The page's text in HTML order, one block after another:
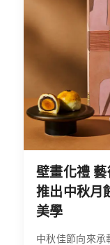
壁畫化禮
推出中秋月
美學
中秋佳節向來承